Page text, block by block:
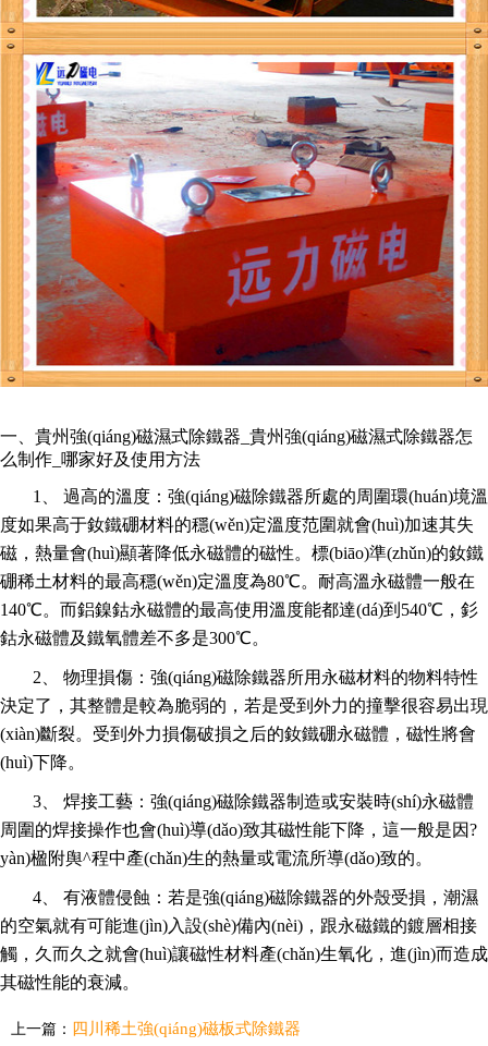
一、貴州強(qiáng)磁濕式除鐵器_貴州強(qiáng)磁濕式除鐵器怎
么制作_哪家好及使用方法
1、 過高的溫度：強(qiáng)磁除鐵器所處的周圍環(huán)境溫
度如果高于釹鐵硼材料的穩(wěn)定溫度范圍就會(huì)加速其失
磁，熱量會(huì)顯著降低永磁體的磁性。標(biāo)準(zhǔn)的釹鐵
硼稀土材料的最高穩(wěn)定溫度為80℃。耐高溫永磁體一般在
140℃。而鋁鎳鈷永磁體的最高使用溫度能都達(dá)到540℃，釤
鈷永磁體及鐵氧體差不多是300℃。
2、 物理損傷：強(qiáng)磁除鐵器所用永磁材料的物料特性
決定了，其整體是較為脆弱的，若是受到外力的撞擊很容易出現
(xiàn)斷裂。受到外力損傷破損之后的釹鐵硼永磁體，磁性將會
(huì)下降。
3、 焊接工藝：強(qiáng)磁除鐵器制造或安裝時(shí)永磁體
周圍的焊接操作也會(huì)導(dǎo)致其磁性能下降，這一般是因?
yàn)楹附舆^程中產(chǎn)生的熱量或電流所導(dǎo)致的。
4、 有液體侵蝕：若是強(qiáng)磁除鐵器的外殼受損，潮濕
的空氣就有可能進(jìn)入設(shè)備內(nèi)，跟永磁鐵的鍍層相接
觸，久而久之就會(huì)讓磁性材料產(chǎn)生氧化，進(jìn)而造成
其磁性能的衰減。
上一篇： 四川稀土強(qiáng)磁板式除鐵器